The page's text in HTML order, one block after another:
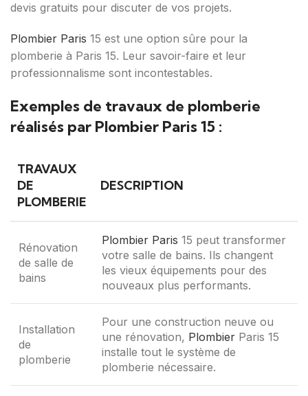
devis gratuits pour discuter de vos projets.
Plombier Paris 15 est une option sûre pour la
plomberie à Paris 15. Leur savoir-faire et leur
professionnalisme sont incontestables.
Exemples de travaux de plomberie
réalisés par Plombier Paris 15 :
TRAVAUX
DE
PLOMBERIE
DESCRIPTION
Rénovation
de salle de
bains
Plombier Paris 15 peut transformer
votre salle de bains. Ils changent
les vieux équipements pour des
nouveaux plus performants.
Installation
de
plomberie
Pour une construction neuve ou
une rénovation, Plombier Paris 15
installe tout le système de
plomberie nécessaire.